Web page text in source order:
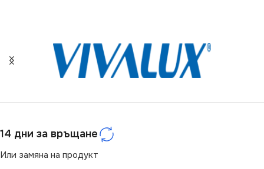
220V
14 дни за връщане
Или замяна на продукт